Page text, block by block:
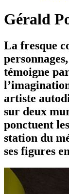
Gérald
La fresque
témoigne
artiste
sur deux
ponctuent
station du
ses figures